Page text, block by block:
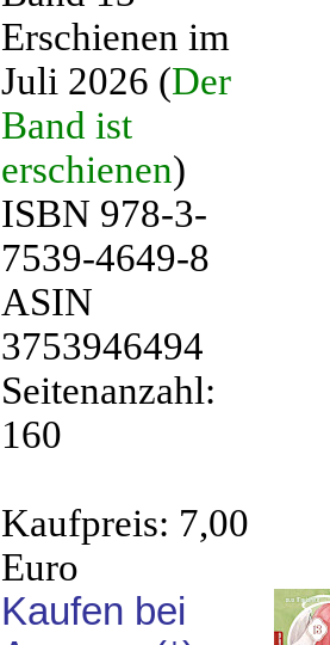
Erschienen im
Juli 2026 (Der
Band ist
erschienen)
ISBN 978-3-
7539-4649-8
ASIN
3753946494
Seitenanzahl:
160
Kaufpreis: 7,00
Euro
Kaufen bei